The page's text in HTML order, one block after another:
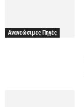
Ανανεώσιμες Πηγές